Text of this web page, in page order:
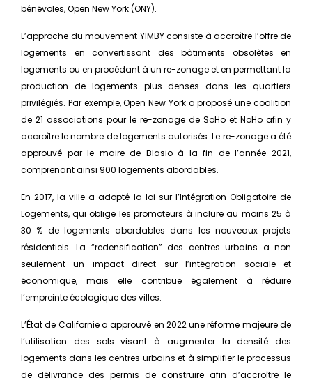
bénévoles, Open New York (ONY).
L’approche du mouvement YIMBY consiste à accroître l’offre de
logements en convertissant des bâtiments obsolètes en
logements ou en procédant à un re-zonage et en permettant la
production de logements plus denses dans les quartiers
privilégiés. Par exemple, Open New York a proposé une coalition
de 21 associations pour le re-zonage de SoHo et NoHo afin y
accroître le nombre de logements autorisés. Le re-zonage a été
approuvé par le maire de Blasio à la fin de l’année 2021,
comprenant ainsi 900 logements abordables.
En 2017, la ville a adopté la loi sur l’Intégration Obligatoire de
Logements, qui oblige les promoteurs à inclure au moins 25 à
30 % de logements abordables dans les nouveaux projets
résidentiels. La “redensification” des centres urbains a non
seulement un impact direct sur l’intégration sociale et
économique, mais elle contribue également à réduire
l’empreinte écologique des villes.
L’État de Californie a approuvé en 2022 une réforme majeure de
l’utilisation des sols visant à augmenter la densité des
logements dans les centres urbains et à simplifier le processus
de délivrance des permis de construire afin d’accroître le